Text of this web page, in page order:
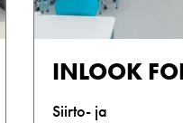
INLOOK
Siirto- ja